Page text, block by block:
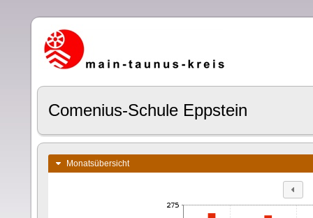
Comenius-Schule Eppstein
Monatsübersicht